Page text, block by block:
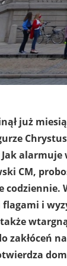
już
Jak
CM,
codziennie.
flagami i
zakłóceń